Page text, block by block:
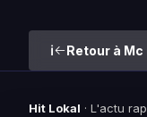
Retour à Mc
Hit Lokal · L'actu